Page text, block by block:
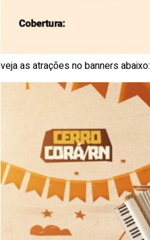
veja as atrações no banners abaixo: